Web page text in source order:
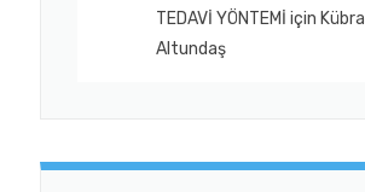
TEDAVİ YÖNTEMİ için Kübra
Altundaş